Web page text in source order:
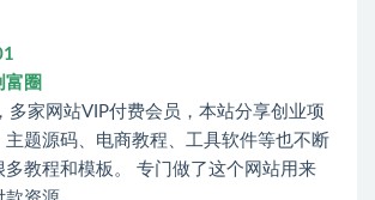
富圈
多家网站VIP付费会员，本站分享创业项
主题源码、电商教程、工具软件等也不断
多教程和模板。 专门做了这个网站用来